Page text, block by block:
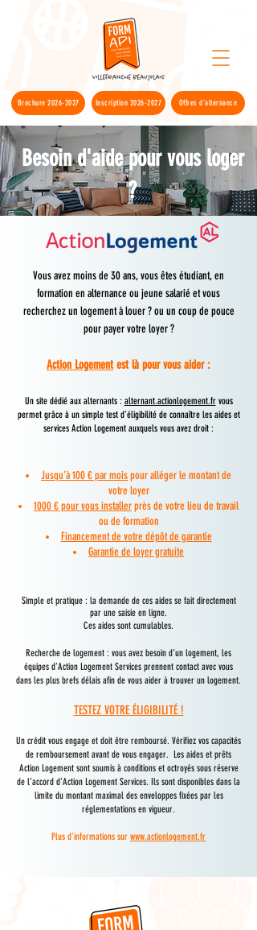
Brochure 2026-2027 Inscription 2026-2027 Offres d'alternance
Besoin d'aide pour vous loger
?
Vous avez moins de 30 ans, vous êtes étudiant, en
formation en alternance ou jeune salarié et vous
recherchez un logement à louer ? ou un coup de pouce
pour payer votre loyer ?
Action Logement est là pour vous aider :
Un site dédié aux alternants : alternant.actionlogement.frvous
permet grâce à un simple test d’éligibilité de connaître les aides et
services Action Logement auxquels vous avez droit :
Jusqu’à 100 € par moispour alléger le montant de
votre loyer
1000 € pour vous installerprès de votre lieu de travail
ou de formation
Financement de votre dépôt de garantie
Garantie de loyer gratuite
Simple et pratique : la demande de ces aides se fait directement
par une saisie en ligne.
Ces aides sont cumulables.
Recherche de logement : vous avez besoin d’un logement, les
équipes d’Action Logement Services prennent contact avec vous
dans les plus brefs délais afin de vous aider à trouver un logement.
TESTEZ VOTRE ÉLIGIBILITÉ !
Un crédit vous engage et doit être remboursé. Vérifiez vos capacités
de remboursement avant de vous engager. Les aides et prêts
Action Logement sont soumis à conditions et octroyés sous réserve
de l’accord d’Action Logement Services. Ils sont disponibles dans la
limite du montant maximal des enveloppes fixées par les
réglementations en vigueur.
Plus d’informations sur www.actionlogement.fr